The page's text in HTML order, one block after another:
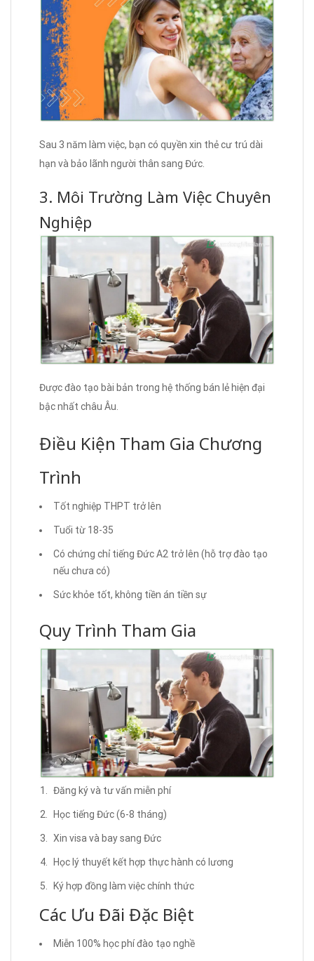
Sau 3 năm làm việc, bạn có quyền xin thẻ cư trú dài
hạn và bảo lãnh người thân sang Đức.
3. Môi Trường Làm Việc Chuyên
Nghiệp
Được đào tạo bài bản trong hệ thống bán lẻ hiện đại
bậc nhất châu Âu.
Điều Kiện Tham Gia Chương
Trình
Tốt nghiệp THPT trở lên
Tuổi từ 18-35
Có chứng chỉ tiếng Đức A2 trở lên (hỗ trợ đào tạo
nếu chưa có)
Sức khỏe tốt, không tiền án tiền sự
Quy Trình Tham Gia
Đăng ký và tư vấn miễn phí
Học tiếng Đức (6-8 tháng)
Xin visa và bay sang Đức
Học lý thuyết kết hợp thực hành có lương
Ký hợp đồng làm việc chính thức
Các Ưu Đãi Đặc Biệt
Miễn 100% học phí đào tạo nghề